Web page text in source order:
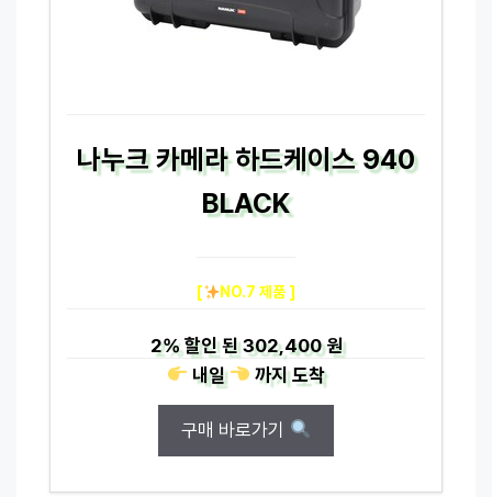
나누크 카메라 하드케이스 940
BLACK
[ NO.7 제품 ]
2%할인 된302,400 원
내일
까지도착
구매 바로가기